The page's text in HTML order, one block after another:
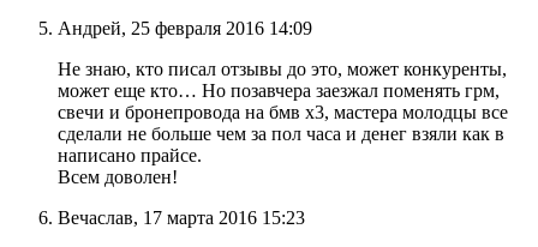
Андрей, 25 февраля 2016 14:09
Не знаю, кто писал отзывы до это, может конкуренты,
может еще кто… Но позавчера заезжал поменять грм,
свечи и бронепровода на бмв х3, мастера молодцы все
сделали не больше чем за пол часа и денег взяли как в
написано прайсе.
Всем доволен!
Вечаслав, 17 марта 2016 15:23